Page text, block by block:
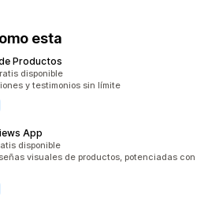
esta
Productos
disponible
y testimonios sin límite
App
disponible
visuales de productos, potenciadas con